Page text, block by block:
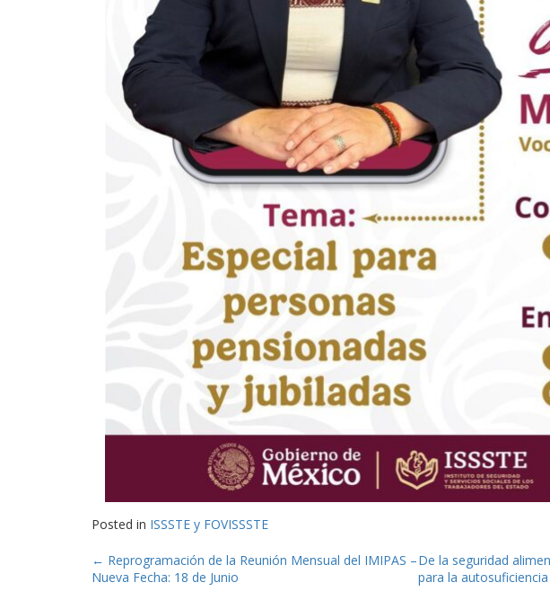
Posted in ISSSTE y FOVISSSTE
Post
navigation
← Reprogramación de la Reunión Mensual del IMIPAS –
Nueva Fecha: 18 de Junio
De la seguridad
para la